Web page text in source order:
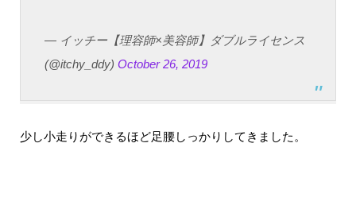
— イッチー【理容師×美容師】ダブルライセンス
(@itchy_ddy) October 26, 2019
少し小走りができるほど足腰しっかりしてきました。